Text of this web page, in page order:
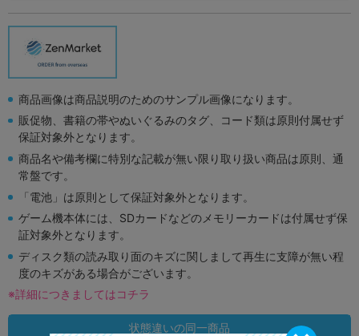
商品画像は商品説明のためのサンプル画像になります。
販促物、書籍の帯やぬいぐるみのタグ、コード類は原則付属せず
保証対象外となります。
商品名や備考欄に特別な記載が無い限り取り扱い商品は原則、通
常盤です。
「電池」は原則として保証対象外となります。
ゲーム機本体には、SDカードなどのメモリーカードは付属せず保
証対象外となります。
ディスク類の読み取り面のキズに関しまして再生に支障が無い程
度のキズがある場合がございます。
※詳細につきましてはコチラ
状態違いの同一商品